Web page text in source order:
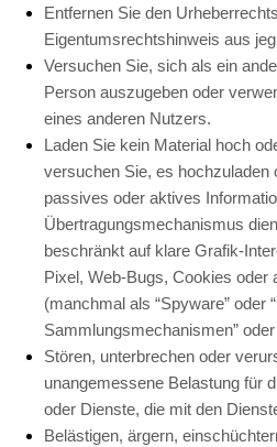
Entfernen Sie den
Eigentumsrechtshinweis aus
Versuchen Sie, sich als ein
Person auszugeben oder
eines anderen Nutzers.
Laden Sie kein Material hoch
versuchen Sie, es hochzuladen
passives oder aktives
Übertragungsmechanismus
beschränkt auf klare Grafik-
Pixel, Web-Bugs, Cookies oder
(manchmal als “Spyware” oder
Sammlungsmechanismen”
Stören, unterbrechen oder
unangemessene Belastung für
oder Dienste, die mit den
Belästigen, ärgern,